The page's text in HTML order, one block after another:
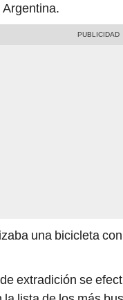
una bicicleta
extradición se